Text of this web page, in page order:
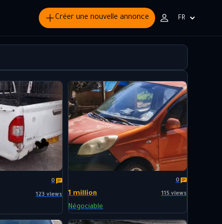
Créer une nouvelle annonce
Choisir
la
langue
0
123 views
0
1 million 115 views
Négociable